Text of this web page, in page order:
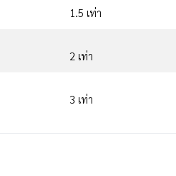
1.5 เท่า
2 เท่า
3 เท่า